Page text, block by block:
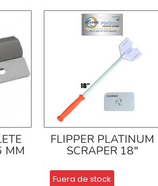
MM
FLIPPER PLATINUM
SCRAPER 18"
Fuera de stock